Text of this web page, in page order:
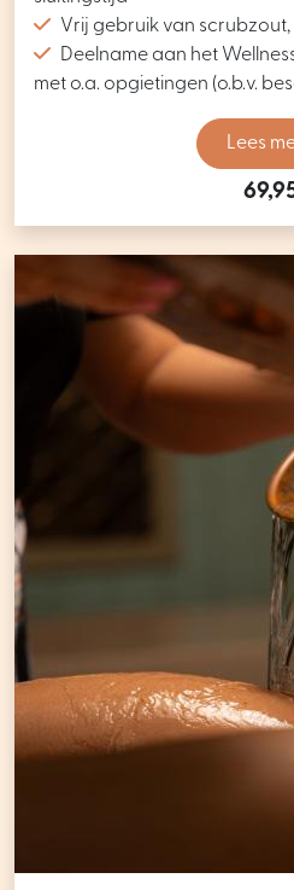
Vrij gebruik van
Deelname aan het
met o.a. opgietingen (o.b.v.
Lees